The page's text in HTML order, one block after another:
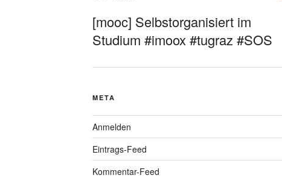
[mooc] Selbstorganisiert im
Studium #imoox #tugraz #SOS
META
Anmelden
Eintrags-Feed
Kommentar-Feed